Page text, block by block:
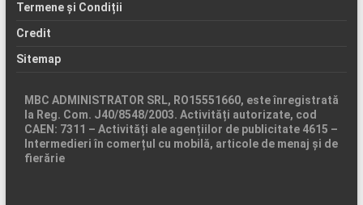
Termene și Condiții
Credit
Sitemap
MBC ADMINISTRATOR SRL, RO15551660, este înregistrată
la Reg. Com. J40/8548/2003. Activități autorizate, cod
CAEN: 7311 – Activități ale agențiilor de publicitate 4615 –
Intermedieri în comerțul cu mobilă, articole de menaj și de
fierărie